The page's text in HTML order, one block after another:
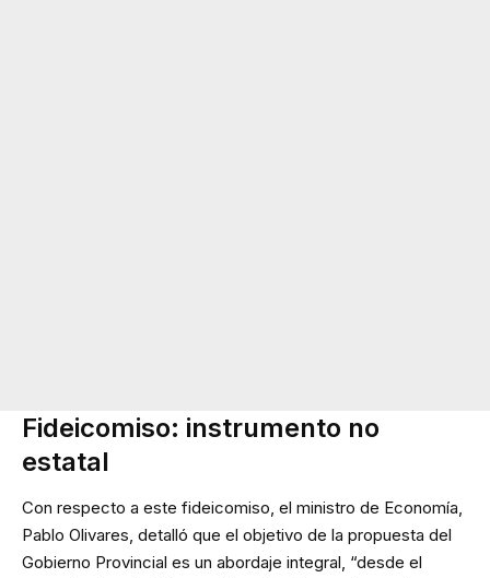
Fideicomiso: instrumento no
estatal
Con respecto a este fideicomiso, el ministro de Economía,
Pablo Olivares, detalló que el objetivo de la propuesta del
Gobierno Provincial es un abordaje integral, “desde el